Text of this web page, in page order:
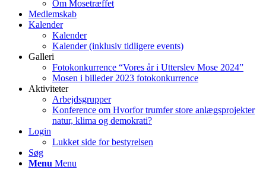
Om Mosetræffet
Medlemskab
Kalender
Kalender
Kalender (inklusiv tidligere events)
Galleri
Fotokonkurrence “Vores år i Utterslev Mose 2024”
Mosen i billeder 2023 fotokonkurrence
Aktiviteter
Arbejdsgrupper
Konference om Hvorfor trumfer store anlægsprojekter
natur, klima og demokrati?
Login
Lukket side for bestyrelsen
Søg
Menu Menu